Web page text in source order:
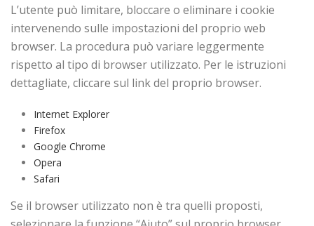
L’utente può limitare, bloccare o eliminare i cookie
intervenendo sulle impostazioni del proprio web
browser. La procedura può variare leggermente
rispetto al tipo di browser utilizzato. Per le istruzioni
dettagliate, cliccare sul link del proprio browser.
Internet Explorer
Firefox
Google Chrome
Opera
Safari
Se il browser utilizzato non è tra quelli proposti,